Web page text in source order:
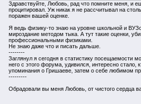
Здравствуйте, Любовь, рад что помните меня, и
процитировал. Уж никак я не рассчитывал на
поражен вашей оценке.
Я ведь физику-то знаю на уровне школьной и
мироздание методом тыка. А тут такие оценки,
профессиональными физиками.
Не знаю даже что и писать дальше.
--------
Заглянул я сегодня в статистику посещаемости
него с этого форума, удивился, интересно
упоминания о Гришаеве, затем о себе любимом
---------
Обрадовали вы меня Любовь, от чистого сердца